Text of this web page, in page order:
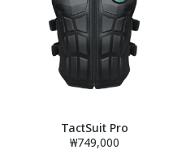
TactSuit Pro
₩749,000